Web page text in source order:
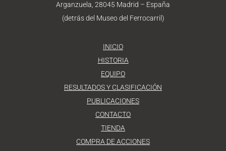
Arganzuela, 28045 Madrid – España
(detrás del Museo del Ferrocarril)
INICIO
HISTORIA
EQUIPO
RESULTADOS Y CLASIFICACIÓN
PUBLICACIONES
CONTACTO
TIENDA
COMPRA DE ACCIONES